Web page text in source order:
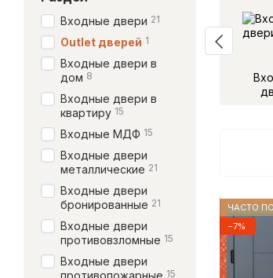
ЧАСТО
−7%
Входные двери 21
Outlet дверей 1
Входные двери в
дом 8
Входные двери в
квартиру 15
Входные МДФ 15
Входные двери
металлические 21
Входные двери
бронированные 21
Входные двери
противовзломные 15
Входные двери
противопожарные 15